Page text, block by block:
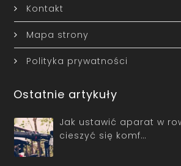
Kontakt
Mapa strony
Polityka prywatności
Ostatnie artykuły
Jak ustawić aparat w
cieszyć się komf…